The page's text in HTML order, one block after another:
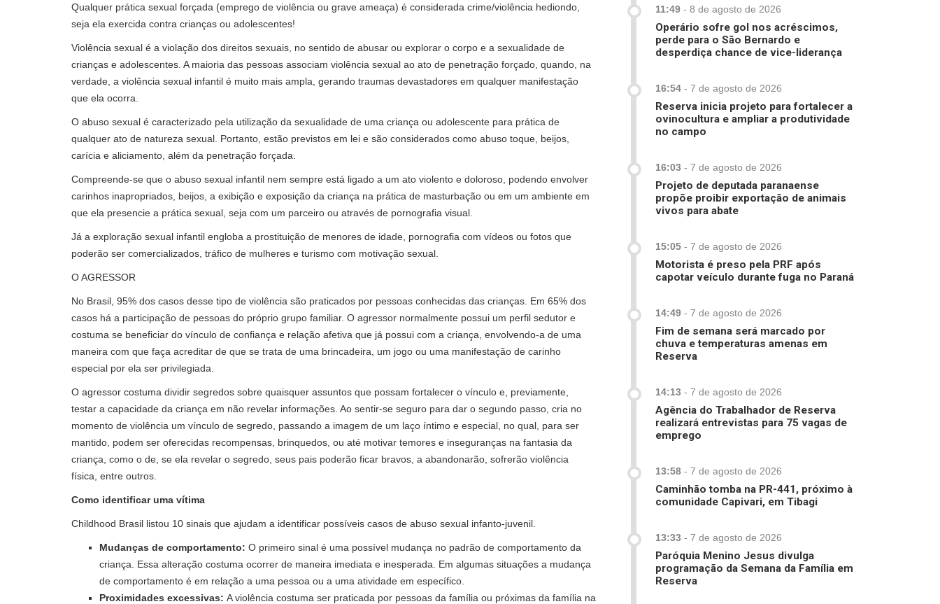
Qualquer prática sexual forçada (emprego de violência ou grave ameaça) é considerada crime/violência hediondo,
seja ela exercida contra crianças ou adolescentes!
Violência sexual é a violação dos direitos sexuais, no sentido de abusar ou explorar o corpo e a sexualidade de
crianças e adolescentes. A maioria das pessoas associam violência sexual ao ato de penetração forçado, quando, na
verdade, a violência sexual infantil é muito mais ampla, gerando traumas devastadores em qualquer manifestação
que ela ocorra.
O abuso sexual é caracterizado pela utilização da sexualidade de uma criança ou adolescente para prática de
qualquer ato de natureza sexual. Portanto, estão previstos em lei e são considerados como abuso toque, beijos,
carícia e aliciamento, além da penetração forçada.
Compreende-se que o abuso sexual infantil nem sempre está ligado a um ato violento e doloroso, podendo envolver
carinhos inapropriados, beijos, a exibição e exposição da criança na prática de masturbação ou em um ambiente em
que ela presencie a prática sexual, seja com um parceiro ou através de pornografia visual.
Já a exploração sexual infantil engloba a prostituição de menores de idade, pornografia com vídeos ou fotos que
poderão ser comercializados, tráfico de mulheres e turismo com motivação sexual.
O AGRESSOR
No Brasil, 95% dos casos desse tipo de violência são praticados por pessoas conhecidas das crianças. Em 65% dos
casos há a participação de pessoas do próprio grupo familiar. O agressor normalmente possui um perfil sedutor e
costuma se beneficiar do vínculo de confiança e relação afetiva que já possui com a criança, envolvendo-a de uma
maneira com que faça acreditar de que se trata de uma brincadeira, um jogo ou uma manifestação de carinho
especial por ela ser privilegiada.
O agressor costuma dividir segredos sobre quaisquer assuntos que possam fortalecer o vínculo e, previamente,
testar a capacidade da criança em não revelar informações. Ao sentir-se seguro para dar o segundo passo, cria no
momento de violência um vínculo de segredo, passando a imagem de um laço íntimo e especial, no qual, para ser
mantido, podem ser oferecidas recompensas, brinquedos, ou até motivar temores e inseguranças na fantasia da
criança, como o de, se ela revelar o segredo, seus pais poderão ficar bravos, a abandonarão, sofrerão violência
física, entre outros.
Como identificar uma vítima
Childhood Brasil listou 10 sinais que ajudam a identificar possíveis casos de abuso sexual infanto-juvenil.
Mudanças de comportamento: O primeiro sinal é uma possível mudança no padrão de comportamento da
criança. Essa alteração costuma ocorrer de maneira imediata e inesperada. Em algumas situações a mudança
de comportamento é em relação a uma pessoa ou a uma atividade em específico.
Proximidades excessivas: A violência costuma ser praticada por pessoas da família ou próximas da família na
11:49 - 8 de agosto de 2026
Operário sofre gol nos acréscimos,
perde para o São Bernardo e
desperdiça chance de vice-liderança
16:54 - 7 de agosto de 2026
Reserva inicia projeto para fortalecer a
ovinocultura e ampliar a produtividade
no campo
16:03 - 7 de agosto de 2026
Projeto de deputada paranaense
propõe proibir exportação de animais
vivos para abate
15:05 - 7 de agosto de 2026
Motorista é preso pela PRF após
capotar veículo durante fuga no Paraná
14:49 - 7 de agosto de 2026
Fim de semana será marcado por
chuva e temperaturas amenas em
Reserva
14:13 - 7 de agosto de 2026
Agência do Trabalhador de Reserva
realizará entrevistas para 75 vagas de
emprego
13:58 - 7 de agosto de 2026
Caminhão tomba na PR-441, próximo à
comunidade Capivari, em Tibagi
13:33 - 7 de agosto de 2026
Paróquia Menino Jesus divulga
programação da Semana da Família em
Reserva